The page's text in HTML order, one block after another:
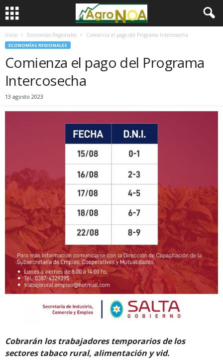
Inicio Economías Regionales Comienza el pago del Programa Intercosecha
ECONOMÍAS REGIONALES
Comienza el pago del Programa
Intercosecha
13 agosto 2023
Cobrarán los trabajadores temporarios de los
sectores tabaco rural, alimentación y vid.